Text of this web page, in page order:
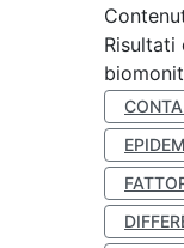
Risultati